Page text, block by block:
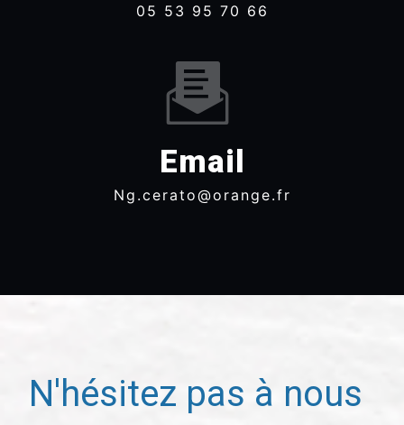
05 53 95 70 66
Email
ng.cerato@orange.fr
N'hésitez pas à nous